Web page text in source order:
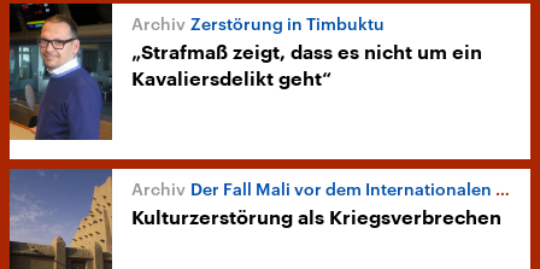
Zerstörung in Timbuktu
„Strafmaß zeigt, dass es nicht um ein
Kavaliersdelikt geht“
Der Fall Mali vor dem Internationalen Strafgerichtshof
Kulturzerstörung als Kriegsverbrechen